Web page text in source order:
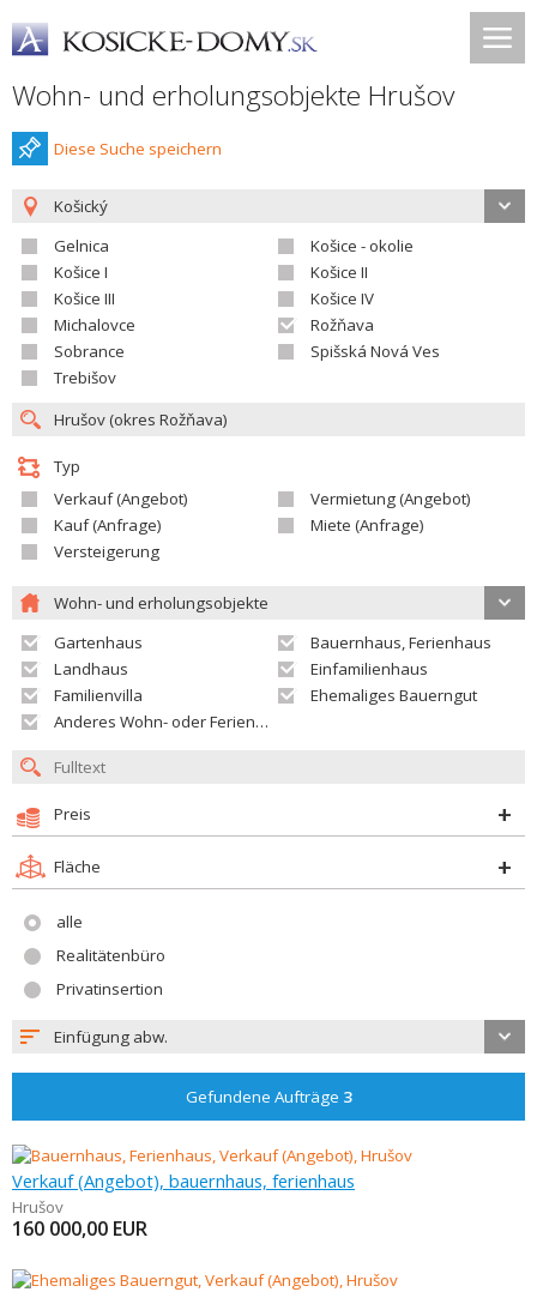
Wohn- und erholungsobjekte Hrušov
Diese Suche speichern
Košický
Gelnica
Košice - okolie
Košice I
Košice II
Košice III
Košice IV
Michalovce
Rožňava
Sobrance
Spišská Nová Ves
Trebišov
Typ
Verkauf (Angebot)
Vermietung (Angebot)
Kauf (Anfrage)
Miete (Anfrage)
Versteigerung
Wohn- und erholungsobjekte
Gartenhaus
Bauernhaus, Ferienhaus
Landhaus
Einfamilienhaus
Familienvilla
Ehemaliges Bauerngut
Anderes Wohn- oder Ferienobjekt
Preis
Fläche
alle
Realitätenbüro
Privatinsertion
Einfügung abw.
Gefundene Aufträge 3
Verkauf (Angebot), bauernhaus, ferienhaus
Hrušov
160 000,00 EUR